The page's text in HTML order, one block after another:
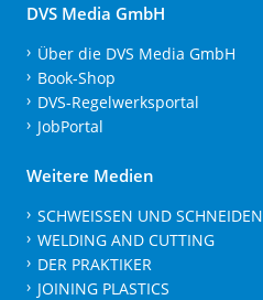
DVS Media GmbH
Über die DVS Media GmbH
Book-Shop
DVS-Regelwerksportal
JobPortal
Weitere Medien
SCHWEISSEN UND SCHNEIDEN
WELDING AND CUTTING
DER PRAKTIKER
JOINING PLASTICS